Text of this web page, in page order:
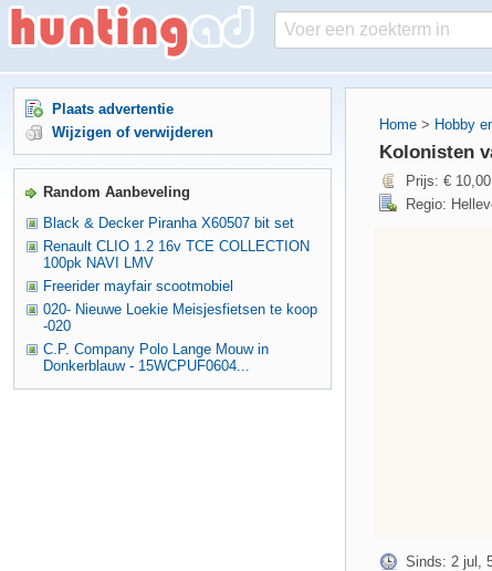
Home > Hobby
Kolonisten
Prijs: € 10,00
Regio:
Sinds: 2 jul,
Plaats advertentie
Wijzigen of verwijderen
Random Aanbeveling
Black & Decker Piranha X60507 bit set
Renault CLIO 1.2 16v TCE COLLECTION
100pk NAVI LMV
Freerider mayfair scootmobiel
020- Nieuwe Loekie Meisjesfietsen te koop
-020
C.P. Company Polo Lange Mouw in
Donkerblauw - 15WCPUF0604...